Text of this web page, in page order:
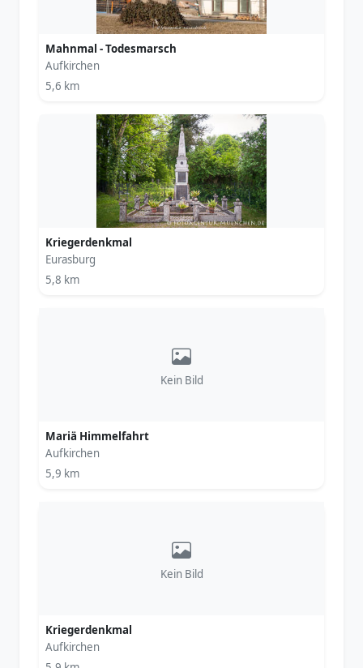
Mahnmal - Todesmarsch
Aufkirchen
5,6 km
Kriegerdenkmal
Eurasburg
5,8 km
Kein Bild
Mariä Himmelfahrt
Aufkirchen
5,9 km
Kein Bild
Kriegerdenkmal
Aufkirchen